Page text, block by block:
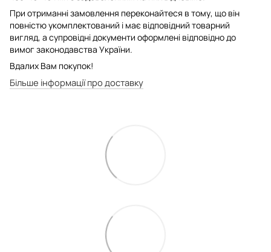
При отриманні замовлення переконайтеся в тому, що він
повністю укомплектований і має відповідний товарний
вигляд, а супровідні документи оформлені відповідно до
вимог законодавства України.
Вдалих Вам покупок!
Більше інформації про доставку